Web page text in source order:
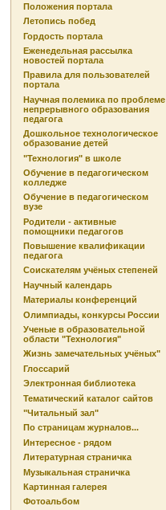
Положения портала
Летопись побед
Гордость портала
Еженедельная рассылка
новостей портала
Правила для пользователей
портала
Научная полемика по проблеме
непрерывного образования
педагога
Дошкольное технологическое
образование детей
"Технология" в школе
Обучение в педагогическом
колледже
Обучение в педагогическом
вузе
Родители - активные
помощники педагогов
Повышение квалификации
педагога
Соискателям учёных степеней
Научный календарь
Материалы конференций
Олимпиады, конкурсы России
Ученые в образовательной
области "Технология"
Жизнь замечательных учёных"
Глоссарий
Электронная библиотека
Тематический каталог сайтов
"Читальный зал"
По страницам журналов...
Интересное - рядом
Литературная страничка
Музыкальная страничка
Картинная галерея
Фотоальбом